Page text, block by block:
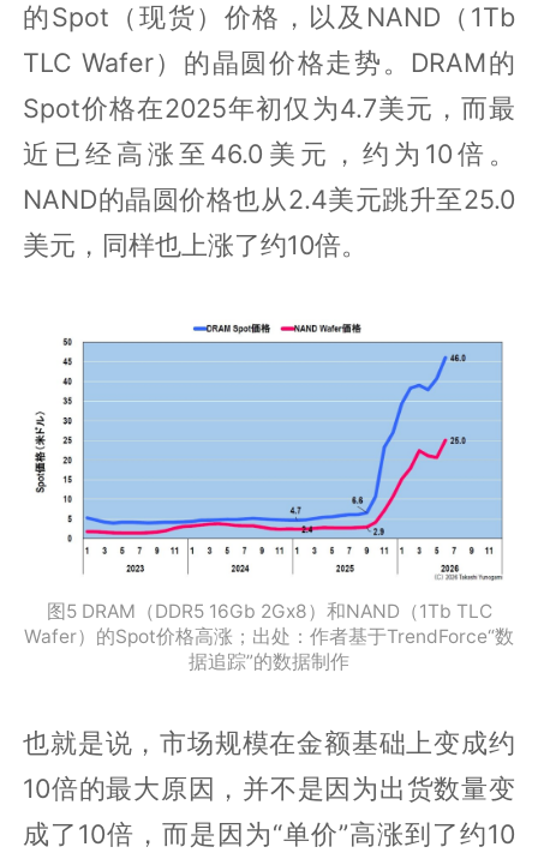
的Spot（现货）价格，以及NAND（1Tb
TLC Wafer）的晶圆价格走势。DRAM的
Spot价格在2025年初仅为4.7美元，而最
近已经高涨至46.0美元，约为10倍。
NAND的晶圆价格也从2.4美元跳升至25.0
美元，同样也上涨了约10倍。
图5 DRAM（DDR5 16Gb 2Gx8）和NAND（1Tb TLC
Wafer）的Spot价格高涨；出处：作者基于TrendForce“数
据追踪”的数据制作
也就是说，市场规模在金额基础上变成约
10倍的最大原因，并不是因为出货数量变
成了10倍，而是因为“单价”高涨到了约10